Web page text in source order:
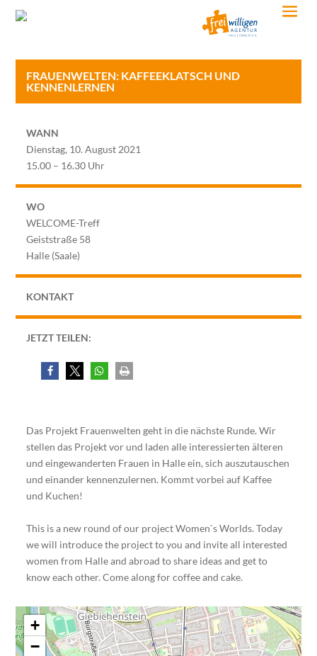
FRAUENWELTEN: KAFFEEKLATSCH UND
KENNENLERNEN
WANN
Dienstag, 10. August 2021
15.00 – 16.30 Uhr
WO
WELCOME-Treff
Geiststraße 58
Halle (Saale)
KONTAKT
JETZT TEILEN:
Das Projekt Frauenwelten geht in die nächste Runde. Wir
stellen das Projekt vor und laden alle interessierten älteren
und eingewanderten Frauen in Halle ein, sich auszutauschen
und einander kennenzulernen. Kommt vorbei auf Kaffee
und Kuchen!
This is a new round of our project Women`s Worlds. Today
we will introduce the project to you and invite all interested
women from Halle and abroad to share ideas and get to
know each other. Come along for coffee and cake.
+
−